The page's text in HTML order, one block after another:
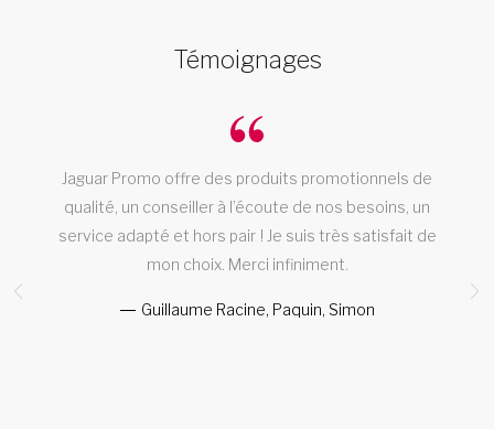
Témoignages
Jaguar Promo offre des produits promotionnels de
qualité, un conseiller à l’écoute de nos besoins, un
service adapté et hors pair ! Je suis très satisfait de
mon choix. Merci infiniment.
Guillaume Racine, Paquin, Simon